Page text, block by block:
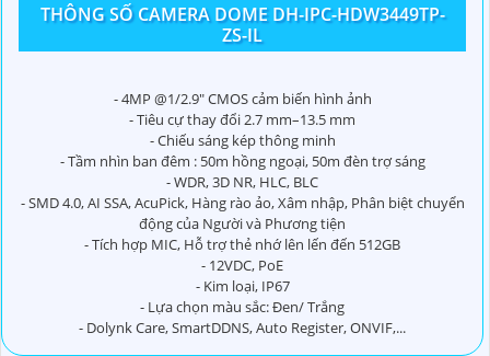
THÔNG SỐ CAMERA DOME DH-IPC-HDW3449TP-
ZS-IL
- 4MP @1/2.9" CMOS cảm biến hình ảnh
- Tiêu cự thay đổi 2.7 mm–13.5 mm
- Chiếu sáng kép thông minh
- Tầm nhìn ban đêm : 50m hồng ngoại, 50m đèn trợ sáng
- WDR, 3D NR, HLC, BLC
- SMD 4.0, AI SSA, AcuPick, Hàng rào ảo, Xâm nhập, Phân biệt chuyển
động của Người và Phương tiện
- Tích hợp MIC, Hỗ trợ thẻ nhớ lên lến đến 512GB
- 12VDC, PoE
- Kim loại, IP67
- Lựa chọn màu sắc: Đen/ Trắng
- Dolynk Care, SmartDDNS, Auto Register, ONVIF,...